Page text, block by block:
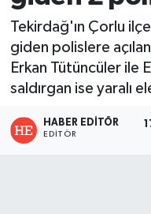
Tekirdağ'ın Çorlu
giden polislere
Erkan Tütüncüler ile
saldırgan ise yaralı
HABER EDITÖR
EDITÖR